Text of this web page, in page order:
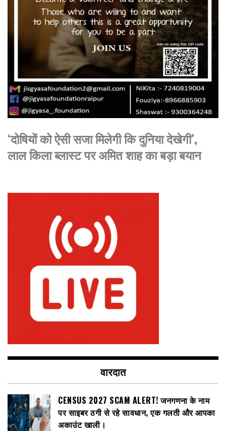
‘दोषियों को ऐसी सजा मिलेगी कि दुनिया देखेगी’,
लाल किला ब्लास्ट पर अमित शाह का बड़ा बयान
वारदात
CENSUS 2027 SCAM ALERT! जनगणना के नाम
पर साइबर ठगी से रहे सावधान, एक गलती और आपका
अकाउंट खाली।